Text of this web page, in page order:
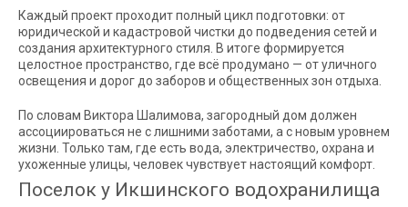
Каждый проект проходит полный цикл подготовки: от
юридической и кадастровой чистки до подведения сетей и
создания архитектурного стиля. В итоге формируется
целостное пространство, где всё продумано — от уличного
освещения и дорог до заборов и общественных зон отдыха.
По словам Виктора Шалимова, загородный дом должен
ассоциироваться не с лишними заботами, а с новым уровнем
жизни. Только там, где есть вода, электричество, охрана и
ухоженные улицы, человек чувствует настоящий комфорт.
Поселок у Икшинского водохранилища